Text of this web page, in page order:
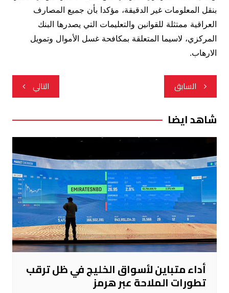
بنقل المعلومات غير الدقيقة، مؤكدا بأن جميع المصارف
العراقية ممتثلة للقوانين والتعليمات التي يصدرها البنك
المركزي، لاسيما المتعلقة بمكافحة غسل الأموال وتمويل
الارهاب.
تصفّح
المقالات
السابق التالي
شاهد ايضا
أداء متباين لأسواق الخليج في ظل ترقب
تطورات الملاحة عبر هرمز